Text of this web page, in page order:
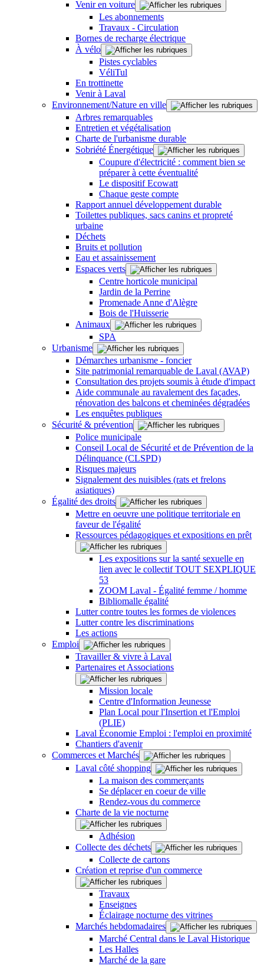
Venir en voiture
Les abonnements
Travaux - Circulation
Bornes de recharge électrique
À vélo
Pistes cyclables
VéliTul
En trottinette
Venir à Laval
Environnement/Nature en ville
Arbres remarquables
Entretien et végétalisation
Charte de l'urbanisme durable
Sobriété Énergétique
Coupure d'électricité : comment bien se
préparer à cette éventualité
Le dispositif Ecowatt
Chaque geste compte
Rapport annuel développement durable
Toilettes publiques, sacs canins et propreté
urbaine
Déchets
Bruits et pollution
Eau et assainissement
Espaces verts
Centre horticole municipal
Jardin de la Perrine
Promenade Anne d'Alègre
Bois de l'Huisserie
Animaux
SPA
Urbanisme
Démarches urbanisme - foncier
Site patrimonial remarquable de Laval (AVAP)
Consultation des projets soumis à étude d'impact
Aide communale au ravalement des façades,
rénovation des balcons et cheminées dégradées
Les enquêtes publiques
Sécurité & prévention
Police municipale
Conseil Local de Sécurité et de Prévention de la
Délinquance (CLSPD)
Risques majeurs
Signalement des nuisibles (rats et frelons
asiatiques)
Égalité des droits
Mettre en oeuvre une politique territoriale en
faveur de l'égalité
Ressources pédagogiques et expositions en prêt
Les expositions sur la santé sexuelle en
lien avec le collectif TOUT SEXPLIQUE
53
ZOOM Laval - Égalité femme / homme
Bibliomalle égalité
Lutter contre toutes les formes de violences
Lutter contre les discriminations
Les actions
Emploi
Travailler & vivre à Laval
Partenaires et Associations
Mission locale
Centre d'Information Jeunesse
Plan Local pour l'Insertion et l'Emploi
(PLIE)
Laval Économie Emploi : l'emploi en proximité
Chantiers d'avenir
Commerces et Marchés
Laval côté shopping
La maison des commerçants
Se déplacer en coeur de ville
Rendez-vous du commerce
Charte de la vie nocturne
Adhésion
Collecte des déchets
Collecte de cartons
Création et reprise d'un commerce
Travaux
Enseignes
Éclairage nocturne des vitrines
Marchés hebdomadaires
Marché Central dans le Laval Historique
Les Halles
Marché de la gare